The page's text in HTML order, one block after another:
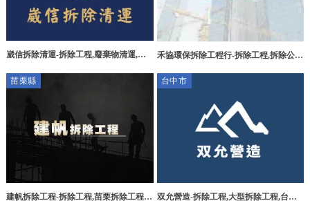
崴信拆除清運-拆除工程,廢棄物清運,蘆
程
禾協環保拆除工程行-拆除工程,拆除公
苗栗縣
建帆拆除工程-拆除工程,苗栗拆除工程,
台中市
双允營造-拆除工程,大型拆除工程,台中